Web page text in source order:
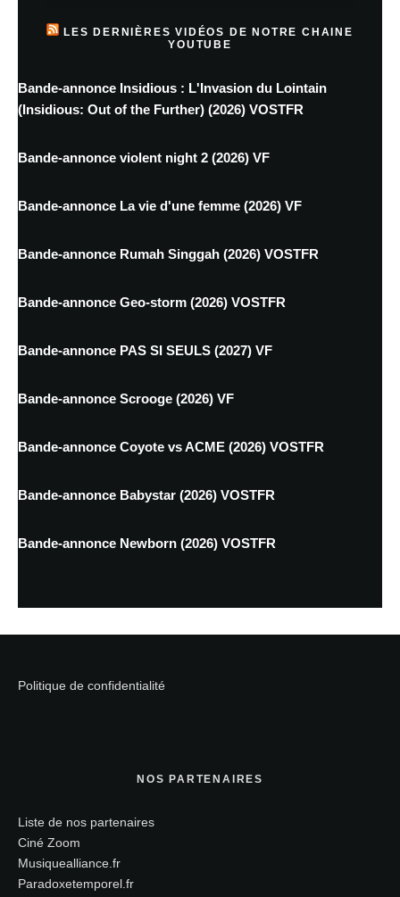
LES DERNIÈRES VIDÉOS DE NOTRE CHAINE
YOUTUBE
Bande-annonce Insidious : L'Invasion du Lointain
(Insidious: Out of the Further) (2026) VOSTFR
Bande-annonce violent night 2 (2026) VF
Bande-annonce La vie d'une femme (2026) VF
Bande-annonce Rumah Singgah (2026) VOSTFR
Bande-annonce Geo-storm (2026) VOSTFR
Bande-annonce PAS SI SEULS (2027) VF
Bande-annonce Scrooge (2026) VF
Bande-annonce Coyote vs ACME (2026) VOSTFR
Bande-annonce Babystar (2026) VOSTFR
Bande-annonce Newborn (2026) VOSTFR
Politique de confidentialité
NOS PARTENAIRES
Liste de nos partenaires
Ciné Zoom
Musiquealliance.fr
Paradoxetemporel.fr